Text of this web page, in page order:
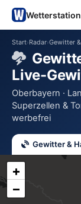
Start›Radar›Gewitter
Live-
Oberbayern ·
Superzellen &
werbefrei
Gewitter &
+
−